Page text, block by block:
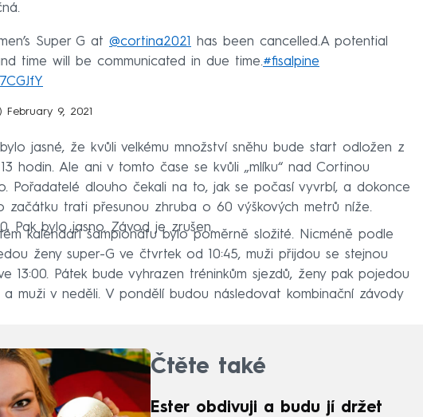
Super G at @cortina2021
has been cancelled.A potential
time will be communicated in due time.#fisalpine
February 9, 2021
jasné, že kvůli velkému množství sněhu bude start odložen z
hodin. Ale ani v tomto čase se kvůli „mlíku“ nad Cortinou
Pořadatelé dlouho čekali na to, jak se počasí vyvrbí, a dokonce
začátku trati přesunou zhruba o 60 výškových metrů níže.
Pak bylo jasno. Závod je zrušen.
kalendáři šampionátu bylo poměrně složité. Nicméně podle
ženy super-G ve čtvrtek od 10:45, muži přijdou se stejnou
13:00. Pátek bude vyhrazen tréninkům sjezdů, ženy pak pojedou
muži v neděli. V pondělí budou následovat kombinační závody
Čtěte také
Ester obdivuji a budu jí držet